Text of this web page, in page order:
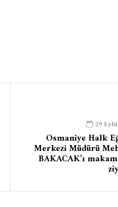
29
Osmaniye Halk
Merkezi Müdürü
BAKACAK’ı